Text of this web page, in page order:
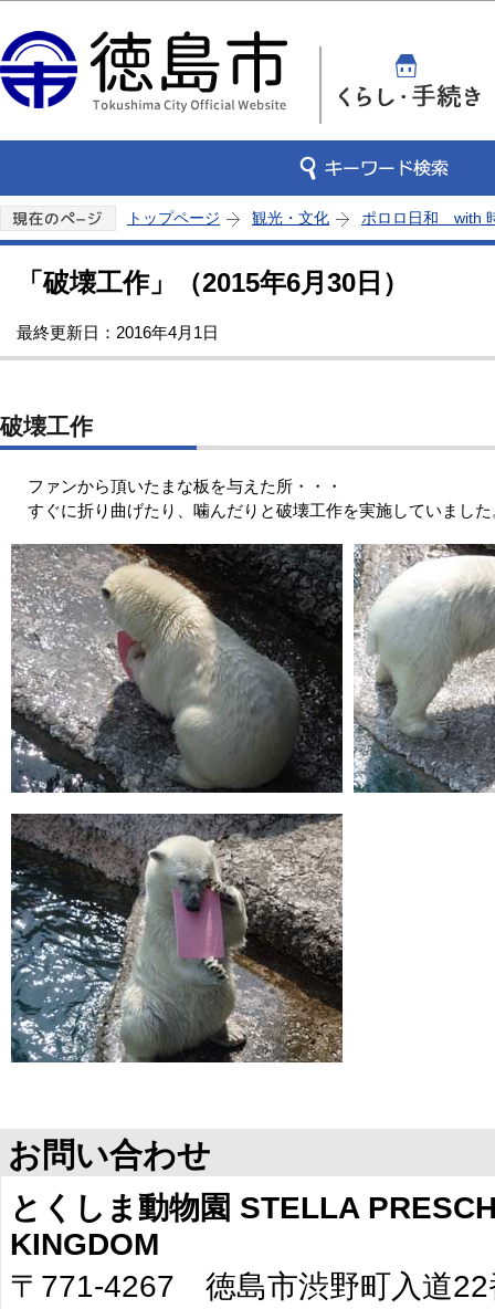
トップページ 観光・文化 ポロロ日和 with
「破壊工作」（2015年6月30日）
最終更新日：2016年4月1日
破壊工作
ファンから頂いたまな板を与えた所・・・
すぐに折り曲げたり、噛んだりと破壊工作を実施していました
お問い合わせ
とくしま動物園 STELLA
KINGDOM
〒771-4267 徳島市渋野町入道22